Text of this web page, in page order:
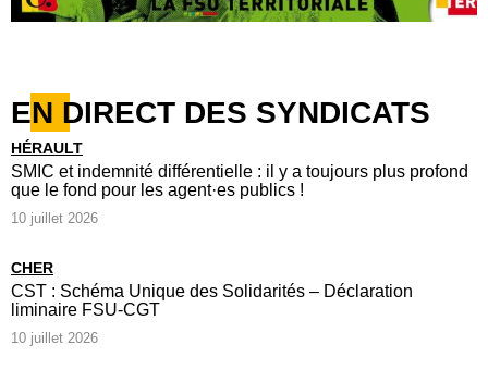
EN DIRECT DES SYNDICATS
HÉRAULT
SMIC et indemnité différentielle : il y a toujours plus profond
que le fond pour les agent·es publics !
10 juillet 2026
CHER
CST : Schéma Unique des Solidarités – Déclaration
liminaire FSU-CGT
10 juillet 2026